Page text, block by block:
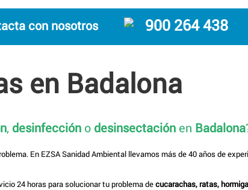
con nosotros 900 264 438
en Badalona
, desinfección o desinsectación en Badalona
En EZSA Sanidad Ambiental llevamos más de 40 años de
24 horas para solucionar tu problema decucarachas, ratas,